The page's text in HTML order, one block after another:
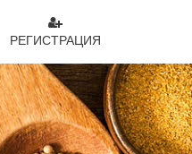
РЕГИСТРАЦИЯ